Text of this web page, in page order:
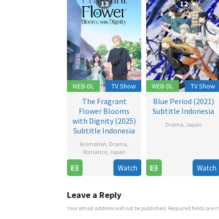
WEB-DL
13
TV Show
The Fragrant
Flower Blooms
with Dignity (2025)
Subtitle Indonesia
Animation Drama
Romance, Japan
Watch
WEB-DL
12
TV Show
Blue Period (2021)
Subtitle Indonesia
Drama Japan
2021
Watch
Leave a Reply
Your email address will not be published. Required fields are